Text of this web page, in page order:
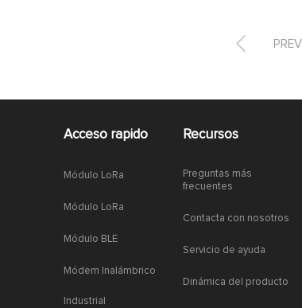
 PREV
Acceso rapido
Módulo LoRa
Módulo LoRa
Módulo BLE
Módem Inalámbrico
Industrial
Recursos
Preguntas más
frecuentes
Contacta con nosotros
Servicio de ayuda
Dinámica del producto